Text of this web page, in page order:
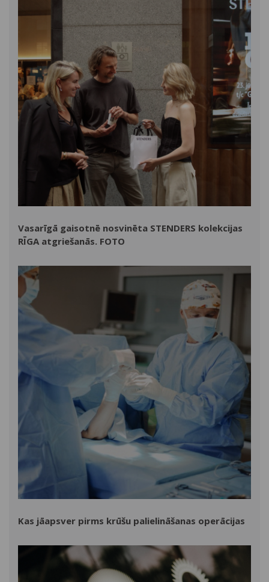
Vasarīgā gaisotnē nosvinēta STENDERS kolekcijas
RĪGA atgriešanās. FOTO
Kas jāapsver pirms krūšu palielināšanas operācijas